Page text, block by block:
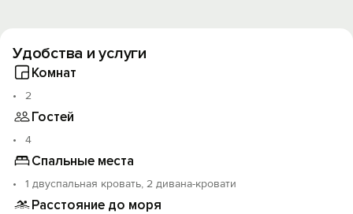
56 кв.м имеет отдельную комнату-спальню и
совмещенный туалет-прачечную. Квартира
необходимой новой бытовой техникой (телевизоры,
холодильник, стиральная машина, печь СВЧ,
кондиционер и др.) и обставлена новой современной
мебелью. Холодная и горячая вода
круглосуточно.Оплата за воду и электроэнергию по
счетчику. Залог за ключи- 5000 руб. Расстояние до
Севастополя-35км, до Ялты-40км. Срок аренды от 10
Удобства и услуги
Комнат
2
Гостей
4
Спальные места
1 двуспальная кровать, 2 дивана-кровати
Расстояние до моря